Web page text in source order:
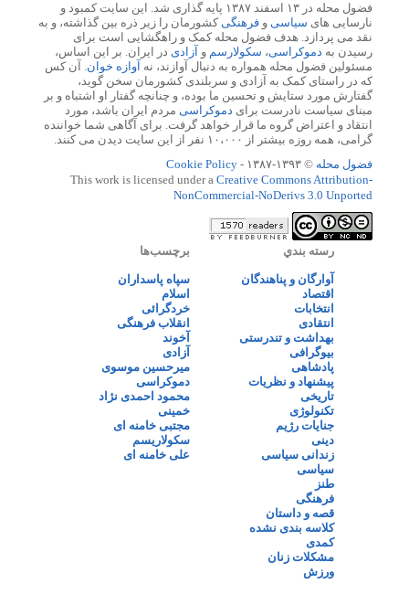
فضول محله در ۱۳ اسفند ۱۳۸۷ پایه گذاری شد. این سایت کمبود و
نارسایی های سیاسی و فرهنگیکشورمان را زیر ذره بین گذاشته، و به
نقد می پردازد. هدف فضول محله کمک و راهگشایی است برای
رسیدن به دموکراسی، سکولارسم و آزادی در ایران. بر این اساس،
مسئولین فضول محله همواره به دنبال آوازند، نه آوازه خوان. آن کس
که در راستای کمک به آزادی و سربلندی کشورمان سخن گوید،
گفتارش مورد ستایش و تحسین ما بوده، و چنانچه گفتار او اشتباه و بر
مبنای سیاست نادرست برای دموکراسی مردم ایران باشد، مورد
انتقاد و اعتراض گروه ما قرار خواهد گرفت. برای آگاهی شما خواننده
گرامی، همه روزه بیشتر از ۱۰،۰۰۰ نفر از این سایت دیدن می کنند.
فضول محله © ۱۳۹۳-۱۳۸۷ -
Cookie Policy
This work is licensed under a Creative Commons Attribution-
NonCommercial-NoDerivs 3.0 Unported
رسته بندي
آوارگان و پناهندگان
اقتصاد
انتخابات
انتقادی
بهداشت و تندرستی
بیوگرافی
پادشاهی
پیشنهاد و نظریات
تاریخی
تکنولوژی
جنایات رژیم
دینی
زندانی سیاسی
سیاسی
طنز
فرهنگی
قصه و داستان
کلاسه بندی نشده
کمدی
مشکلات زنان
ورزش
برچسب‌ها
سپاه پاسداران
اسلام
خردگرائی
انقلاب فرهنگی
آخوند
آزادی
میرحسین موسوی
دموکراسی
محمود احمدی نژاد
خمینی
مجتبی خامنه ای
سکولاریسم
علی خامنه ای